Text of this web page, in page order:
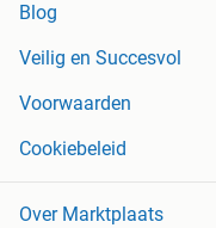
Blog
Veilig en Succesvol
Voorwaarden
Cookiebeleid
Over Marktplaats